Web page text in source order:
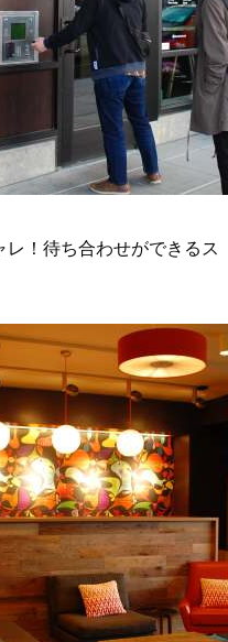
！待ち合わせができるス